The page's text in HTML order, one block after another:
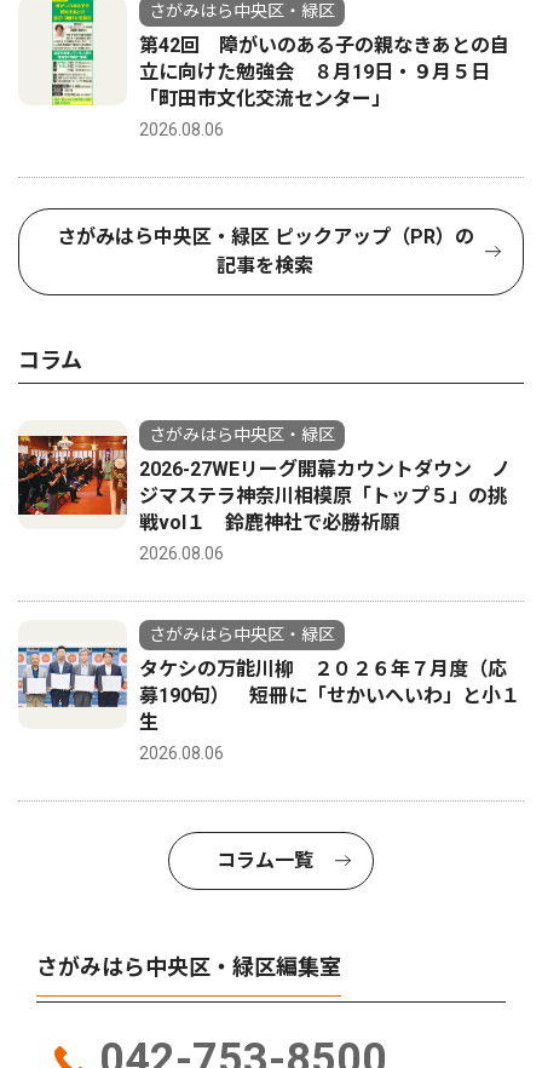
さがみはら中央区・緑区
第42回 障がいのある子の親なきあとの自
立に向けた勉強会 ８月19日・９月５日
「町田市文化交流センター」
2026.08.06
さがみはら中央区・緑区 ピックアップ（PR）の
記事を検索
コラム
さがみはら中央区・緑区
2026-27WEリーグ開幕カウントダウン ノ
ジマステラ神奈川相模原「トップ５」の挑
戦vol１ 鈴鹿神社で必勝祈願
2026.08.06
さがみはら中央区・緑区
タケシの万能川柳 ２０２６年７月度（応
募190句） 短冊に「せかいへいわ」と小１
生
2026.08.06
コラム一覧
さがみはら中央区・緑区編集室